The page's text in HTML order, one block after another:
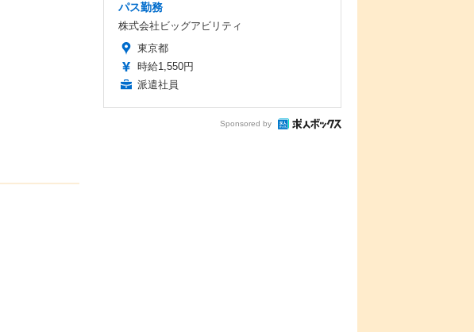
パス勤務
株式会社ビッグアビリティ
東京都
時給1,550円
派遣社員
Sponsored by